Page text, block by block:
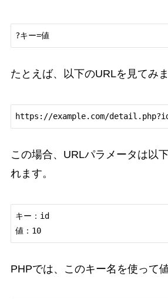
たとえば、以下のURLを見てみま
この場合、URLパラメータは以
れます。
キー：id
値：10
PHPでは、このキー名を使って